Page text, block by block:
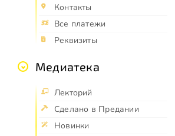
Контакты
Все платежи
Реквизиты
Медиатека
Лекторий
Сделано в Предании
Новинки